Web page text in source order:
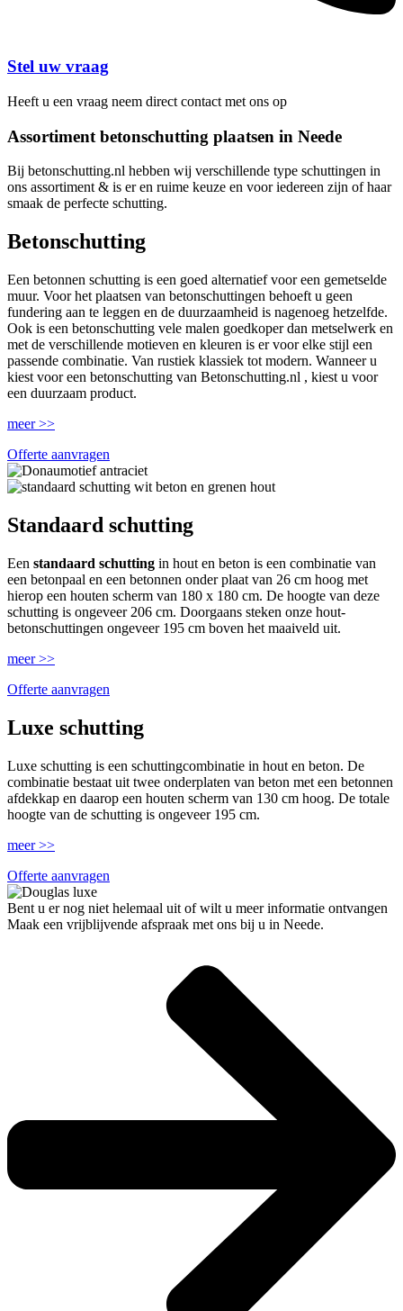
Stel uw vraag
Heeft u een vraag neem direct contact met ons op
Assortiment betonschutting plaatsen in Neede
Bij betonschutting.nl hebben wij verschillende type schuttingen in
ons assortiment & is er en ruime keuze en voor iedereen zijn of haar
smaak de perfecte schutting.
Betonschutting
Een betonnen schutting is een goed alternatief voor een gemetselde
muur. Voor het plaatsen van betonschuttingen behoeft u geen
fundering aan te leggen en de duurzaamheid is nagenoeg hetzelfde.
Ook is een betonschutting vele malen goedkoper dan metselwerk en
met de verschillende motieven en kleuren is er voor elke stijl een
passende combinatie. Van rustiek klassiek tot modern. Wanneer u
kiest voor een betonschutting van Betonschutting.nl , kiest u voor
een duurzaam product.
meer >>
Offerte aanvragen
Standaard schutting
Een standaard schutting in hout en beton is een combinatie van
een betonpaal en een betonnen onder plaat van 26 cm hoog met
hierop een houten scherm van 180 x 180 cm. De hoogte van deze
schutting is ongeveer 206 cm. Doorgaans steken onze hout-
betonschuttingen ongeveer 195 cm boven het maaiveld uit.
meer >>
Offerte aanvragen
Luxe schutting
Luxe schutting is een schuttingcombinatie in hout en beton. De
combinatie bestaat uit twee onderplaten van beton met een betonnen
afdekkap en daarop een houten scherm van 130 cm hoog. De totale
hoogte van de schutting is ongeveer 195 cm.
meer >>
Offerte aanvragen
Bent u er nog niet helemaal uit of wilt u meer informatie ontvangen
Maak een vrijblijvende afspraak met ons bij u in Neede.